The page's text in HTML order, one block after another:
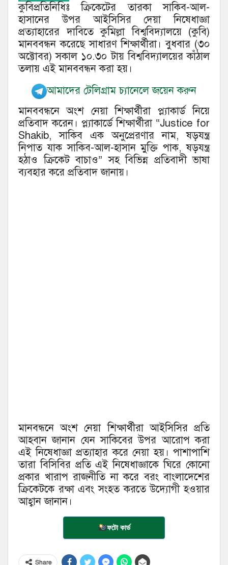
কুবিপ্রতিনিধিঃ ক্রিকেটের তারকা সাকিব-আল-
হাসানের উপর আইসিসির দেয়া নিষেধাজ্ঞা
প্রত্যাহারের দাবিতে কুমিল্লা বিশ্ববিদ্যালয়ে (কুবি)
মানববন্ধন করেছে সাধারণ শিক্ষার্থীরা। বুধবার (৩০
অক্টোবর) সকাল ১০.৩০ টায় বিশ্ববিদ্যালয়ের কাঁঠাল
তলায় এই মানববন্ধন করা হয়।
আমাদের টেলিগ্রাম চ্যানেলে জয়েন করুন
মানববন্ধনে অংশ নেয়া শিক্ষার্থীরা প্ল্যাকার্ড নিয়ে
প্রতিবাদ করেন। প্ল্যাকার্ডে শিক্ষার্থীরা “Justice for
Shakib, সাকিব এক অনুপ্রেরণার নাম, ষড়যন্ত্র
নিপাত যাক সাকিব-আল-হাসান মুক্তি পাক, ষড়যন্ত্র
হঠাও ক্রিকেট বাচাও” সহ বিভিন্ন প্রতিবাদী ভাষা
ব্যবহার করে প্রতিবাদ জানায়।
মানবন্ধনে অংশ নেয়া শিক্ষার্থীরা আইসিসির প্রতি
আহবান জানান যেন সাকিবের উপর আরোপ করা
এই নিষেধাজ্ঞা প্রত্যাহার করে নেয়া হয়। পাশাপাশি
তারা বিসিবির প্রতি এই নিষেধাজ্ঞাকে ঘিরে কোনো
প্রকার খারাপ রাজনীতি না করে বরং বাংলাদেশের
ক্রিকেটকে রক্ষা এবং সংহত করতে উদ্যোগী হওয়ার
আহ্বান জানান।
ফটো কার্ড
Share